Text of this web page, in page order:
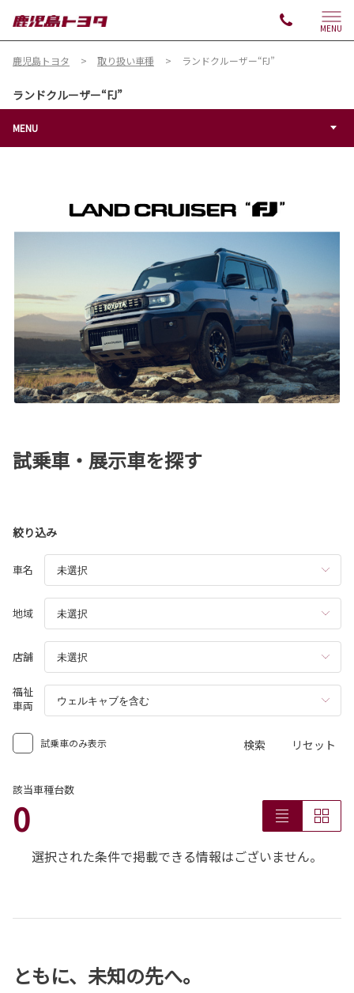
MENU
鹿児島トヨタ 取り扱い車種 ランドクルーザー“FJ”
ランドクルーザー“FJ”
MENU
試乗車・展示車を探す
絞り込み
車名
地域
店舗
福祉
車両
試乗車のみ表示 検索 リセット
該当車種台数
0
選択された条件で掲載できる情報はございません。
ともに、未知の先へ。